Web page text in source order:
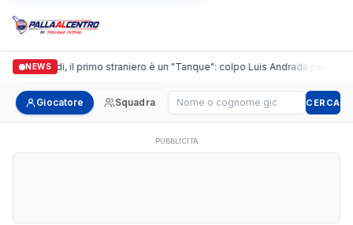
NEWS
Casalguidi, il primo straniero è un "Tanque": colpo Luis Andrada per il
Giocatore Squadra Cerca giocatore CERCA
PUBBLICITÀ